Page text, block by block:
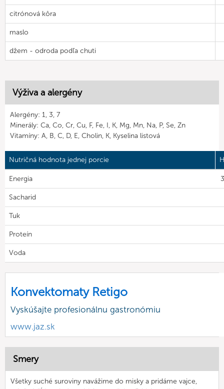
citrónová kôra
maslo
džem - odroda podľa chuti
Výživa a alergény
Alergény: 1, 3, 7
Minerály: Ca, Co, Cr, Cu, F, Fe, I, K, Mg, Mn, Na, P, Se, Zn
Vitamíny: A, B, C, D, E, Cholin, K, Kyselina listová
Nutričná hodnota jednej porcie
Energia
Sacharid
Tuk
Proteín
Voda
Konvektomaty Retigo
Vyskúšajte profesionálnu gastronómiu
www.jaz.sk
Smery
Všetky suché suroviny navážime do misky a pridáme vajce,